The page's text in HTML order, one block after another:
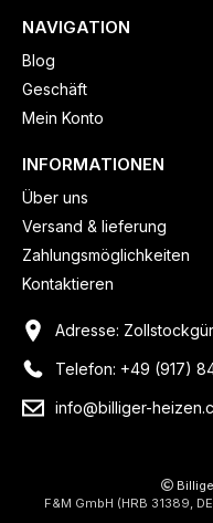
NAVIGATION
Blog
Geschäft
Mein Konto
INFORMATIONEN
Über uns
Versand & lieferung
Zahlungsmöglichkeiten
Kontaktieren
Adresse:
Telefon: +49 (917)
info@billiger-
F&M GmbH (HRB 31389,